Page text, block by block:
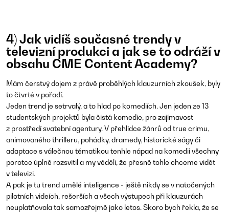
4) Jak vidíš současné trendy v
televizní produkci a jak se to odráží v
obsahu CME Content Academy?
Mám čerstvý dojem z právě proběhlých klauzurních zkoušek, byly
to čtvrté v pořadí.
Jeden trend je setrvalý, a to hlad po komediích. Jen jeden ze 13
studentských projektů byla čistá komedie, pro zajímavost
z prostředí svatební agentury. V přehlídce žánrů od true crimu,
animovaného thrilleru, pohádky, dramedy, historické ságy či
adaptace s válečnou tématikou tenhle nápad na komedii všechny
porotce úplně rozsvítil a my věděli, že přesně tohle chceme vidět
v televizi.
A pak je tu trend umělé inteligence - ještě nikdy se v natočených
pilotních videích, rešerších a všech výstupech při klauzurách
neuplatňovala tak samozřejmě jako letos. Skoro bych řekla, že se